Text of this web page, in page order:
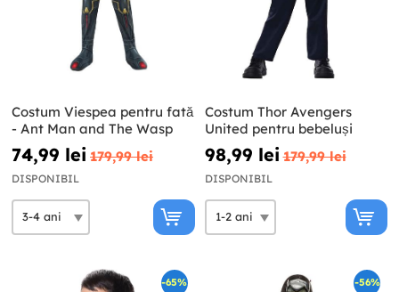
Costum Viespea pentru fată
- Ant Man and The Wasp
74,99 lei 179,99 lei
DISPONIBIL
Costum Thor Avengers
United pentru bebeluși
98,99 lei 179,99 lei
DISPONIBIL
-65% -56%